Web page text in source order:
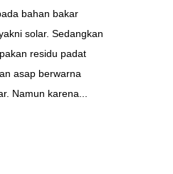
bahan bakar
solar. Sedangkan
residu padat
asap berwarna
Namun karena...